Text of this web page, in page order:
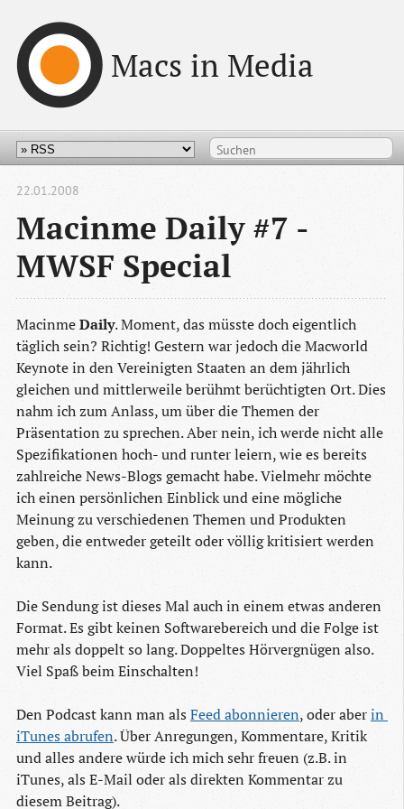
Macs in Media
Macinme Daily #7 -
MWSF Special
22.01.2008
MacinmeDaily. Moment, das müsste doch eigentlich
täglich sein? Richtig! Gestern war jedoch die Macworld
Keynote in den Vereinigten Staaten an dem jährlich
gleichen und mittlerweile berühmt berüchtigten Ort. Dies
nahm ich zum Anlass, um über die Themen der
Präsentation zu sprechen. Aber nein, ich werde nicht alle
Spezifikationen hoch- und runter leiern, wie es bereits
zahlreiche News-Blogs gemacht habe. Vielmehr möchte
ich einen persönlichen Einblick und eine mögliche
Meinung zu verschiedenen Themen und Produkten
geben, die entweder geteilt oder völlig kritisiert werden
kann.
Die Sendung ist dieses Mal auch in einem etwas anderen
Format. Es gibt keinen Softwarebereich und die Folge ist
mehr als doppelt so lang. Doppeltes Hörvergnügen also.
Viel Spaß beim Einschalten!
Den Podcast kann man als Feed abonnieren, oder aberin
iTunes abrufen. Über Anregungen, Kommentare, Kritik
und alles andere würde ich mich sehr freuen (z.B. in
iTunes, als E-Mail oder als direkten Kommentar zu
diesem Beitrag).